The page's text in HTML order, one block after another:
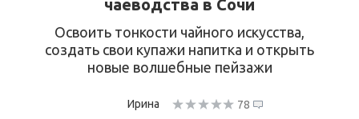
чаеводства в Сочи
Освоить тонкости чайного искусства,
создать свои купажи напитка и открыть
новые волшебные пейзажи
Ирина 78